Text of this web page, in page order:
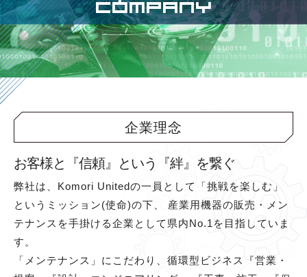
ダ
イ
ナ
テ
ッ
ク
COMPANY
企業理念
お客様と『信頼』という『絆』を繋ぐ
弊社は、Komori Unitedの一員として「挑戦を楽しむ」
というミッション(使命)の下、
産業用機器の販売・メン
テナンスを手掛ける企業として県内No.1を目指していま
す。
「メンテナンス」にこだわり、循環型ビジネス『営業・